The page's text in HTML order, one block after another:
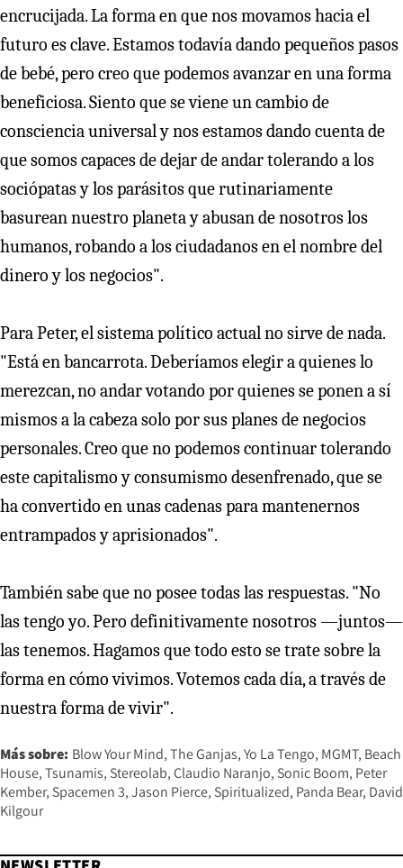
encrucijada. La forma en que nos movamos hacia el
futuro es clave. Estamos todavía dando pequeños pasos
de bebé, pero creo que podemos avanzar en una forma
beneficiosa. Siento que se viene un cambio de
consciencia universal y nos estamos dando cuenta de
que somos capaces de dejar de andar tolerando a los
sociópatas y los parásitos que rutinariamente
basurean nuestro planeta y abusan de nosotros los
humanos, robando a los ciudadanos en el nombre del
dinero y los negocios".
Para Peter, el sistema político actual no sirve de nada.
"Está en bancarrota. Deberíamos elegir a quienes lo
merezcan, no andar votando por quienes se ponen a sí
mismos a la cabeza solo por sus planes de negocios
personales. Creo que no podemos continuar tolerando
este capitalismo y consumismo desenfrenado, que se
ha convertido en unas cadenas para mantenernos
entrampados y aprisionados".
También sabe que no posee todas las respuestas. "No
las tengo yo. Pero definitivamente nosotros —juntos—
las tenemos. Hagamos que todo esto se trate sobre la
forma en cómo vivimos. Votemos cada día, a través de
nuestra forma de vivir".
Más sobre: Blow Your Mind The Ganjas Yo La Tengo MGMT Beach
House Tsunamis Stereolab Claudio Naranjo Sonic Boom Peter
Kember Spacemen 3 Jason Pierce Spiritualized Panda Bear David
Kilgour